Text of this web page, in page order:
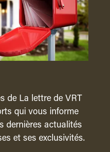
de La lettre de VRT
qui vous informe
dernières actualités
et ses exclusivités.